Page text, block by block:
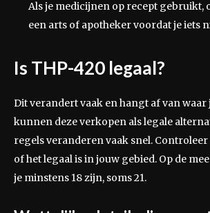
Als je medicijnen op recept gebruikt,
een arts of apotheker voordat je iets
Is THP-420 legaal?
Dit verandert vaak en hangt af van waar
kunnen deze verkopen als legale
regels veranderen vaak snel.
of het legaal is in jouw gebied. Op de
je minstens 18 zijn, soms 21.